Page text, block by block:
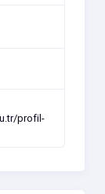
profil-